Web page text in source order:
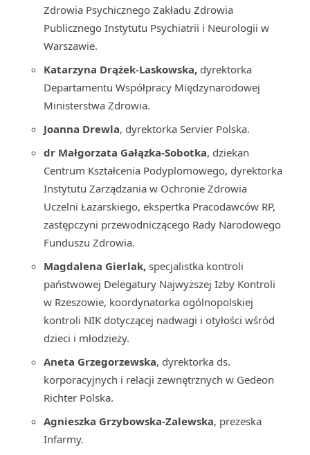
Zdrowia Psychicznego Zakładu Zdrowia
Publicznego Instytutu Psychiatrii i Neurologii w
Warszawie.
Katarzyna Drążek-Laskowska, dyrektorka
Departamentu Współpracy Międzynarodowej
Ministerstwa Zdrowia.
Joanna Drewla, dyrektorka Servier Polska.
dr Małgorzata Gałązka-Sobotka, dziekan
Centrum Kształcenia Podyplomowego, dyrektorka
Instytutu Zarządzania w Ochronie Zdrowia
Uczelni Łazarskiego, ekspertka Pracodawców RP,
zastępczyni przewodniczącego Rady Narodowego
Funduszu Zdrowia.
Magdalena Gierlak, specjalistka kontroli
państwowej Delegatury Najwyższej Izby Kontroli
w Rzeszowie, koordynatorka ogólnopolskiej
kontroli NIK dotyczącej nadwagi i otyłości wśród
dzieci i młodzieży.
Aneta Grzegorzewska, dyrektorka ds.
korporacyjnych i relacji zewnętrznych w Gedeon
Richter Polska.
Agnieszka Grzybowska-Zalewska, prezeska
Infarmy.